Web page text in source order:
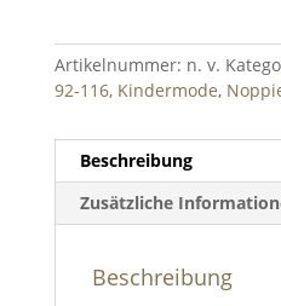
Artikelnummer: n. v.
92-116, Kindermode,
Beschreibung
Zusätzliche
Beschreibung